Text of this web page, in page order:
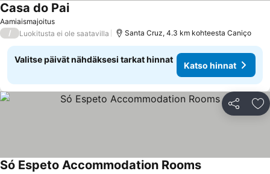
Aamiaismajoitus
Casa do Pai
/ Luokitusta ei ole saatavilla Santa Cruz, 4.3 km kohteesta Caniço
Valitse päivät nähdäksesi tarkat hinnat
Katso hinnat
Jaa
Só Espeto Accommodation Rooms